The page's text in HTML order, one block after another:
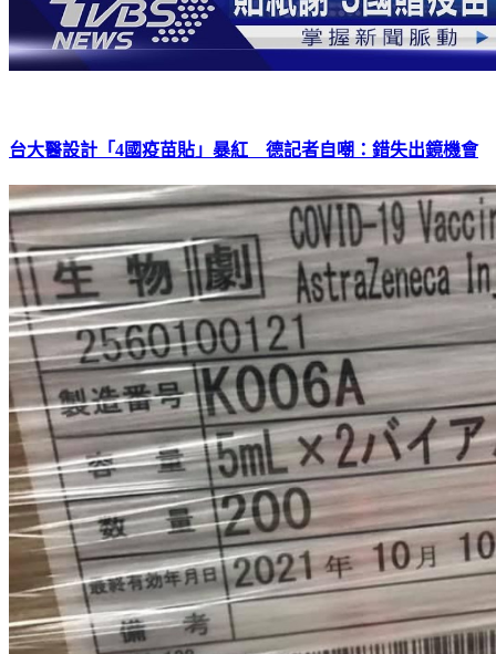
台大醫設計「4國疫苗貼」暴紅 德記者自嘲：錯失出鏡機會